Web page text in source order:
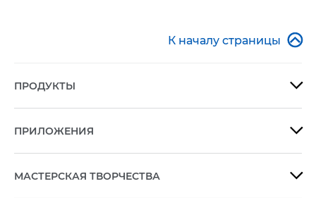
К началу страницы 
ПРОДУКТЫ 
ПРИЛОЖЕНИЯ 
МАСТЕРСКАЯ ТВОРЧЕСТВА 